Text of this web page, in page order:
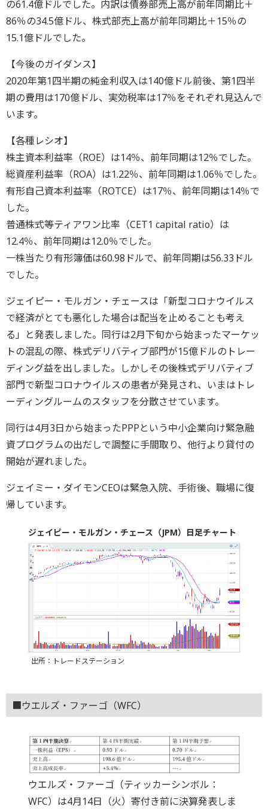
の61.4億ドルでした。内訳は債券部売上高が前年同期比＋
86％の34.5億ドル、株式部売上高が前年同期比＋15％の
15.1億ドルでした。
【今後のガイダンス】
2020年第1四半期の純金利収入は140億ドル前後、第1四半
期の費用は170億ドル、実効税率は17％をそれぞれ見込んで
います。
【各種レシオ】
株主資本利益率（ROE）は14％、前年同期は12％でした。
総資産利益率（ROA）は1.22％、前年同期は1.06％でした。
有形自己資本利益率（ROTCE）は17％、前年同期は14％で
した。
普通株式等ティアワン比率（CET1 capital ratio）は
12.4％、前年同期は12.0％でした。
一株当たり有形簿価は60.98ドルで、前年同期は56.33ドル
でした。
ジェイピー・モルガン・チェースは「新型コロナウイルス
で経済がとても悪化した場合は配当を止めることも考え
る」と発表しました。同行は2月下旬から始まったマーケッ
トの混乱の際、株式デリバティブ部門が15億ドルのトレー
ディング益を出しました。しかしその後株式デリバティブ
部門で新型コロナウイルスの患者が発見され、いまはトレ
ーディングルームのスタッフを分散させています。
同行は4月3日から始まったPPPという中小企業向け緊急融
資プログラムの出だしで調整に手間取り、他行より貸付の
開始が遅れました。
ジェイミー・ダイモンCEOは緊急入院、手術後、職場に復
帰しています。
ジェイピー・モルガン・チェース（JPM）日足チャート
出所：トレードステーション
■ウエルズ・ファーゴ（WFC）
ウエルズ・ファーゴ（ティッカーシンボル：
WFC）は4月14日（火）寄付き前に決算発表しま